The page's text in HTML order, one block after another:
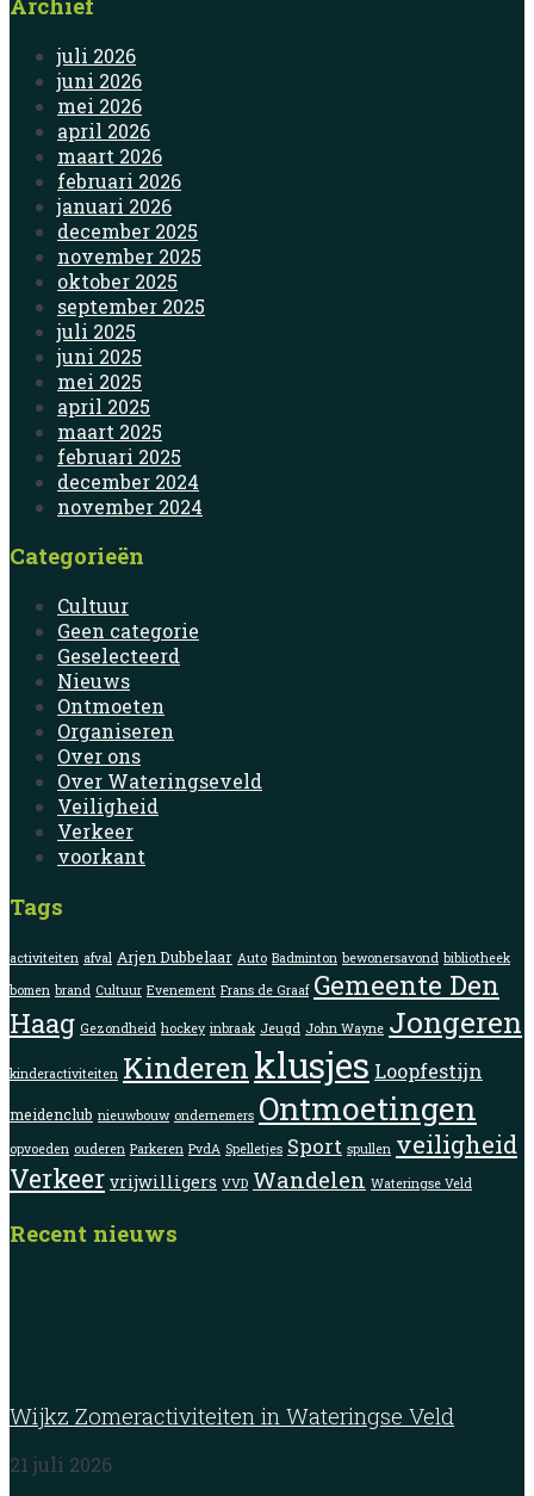
juli 2026
juni 2026
mei 2026
april 2026
maart 2026
februari 2026
januari 2026
december 2025
november 2025
oktober 2025
september 2025
juli 2025
juni 2025
mei 2025
april 2025
maart 2025
februari 2025
december 2024
november 2024
Categorieën
Cultuur
Geen categorie
Geselecteerd
Nieuws
Ontmoeten
Organiseren
Over ons
Over Wateringseveld
Veiligheid
Verkeer
voorkant
Tags
activiteiten afval Arjen Dubbelaar Auto Badminton bewonersavond bibliotheek
bomen brand Cultuur Evenement Frans de Graaf Gemeente Den
Haag Gezondheid hockey inbraak Jeugd John Wayne Jongeren
kinderactiviteiten Kinderenklusjes Loopfestijn
meidenclub nieuwbouw ondernemers Ontmoetingen
opvoeden ouderen Parkeren PvdA Spelletjes Sport spullen veiligheid
Verkeer vrijwilligers VVD Wandelen Wateringse Veld
Recent nieuws
Wijkz Zomeractiviteiten in Wateringse Veld
21 juli 2026